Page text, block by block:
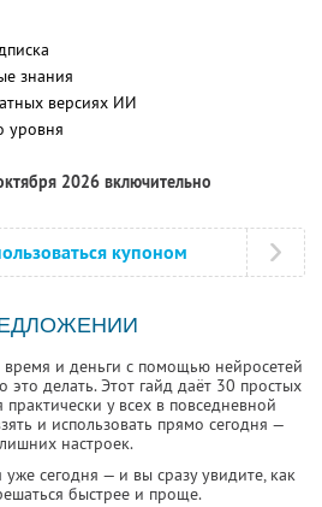
знания
версиях ИИ
уровня
2026 включительно
купоном
и деньги с помощью нейросетей
делать. Этот гайд даёт 30 простых
у всех в повседневной
и использовать прямо сегодня —
настроек.
сегодня — и вы сразу увидите, как
быстрее и проще.